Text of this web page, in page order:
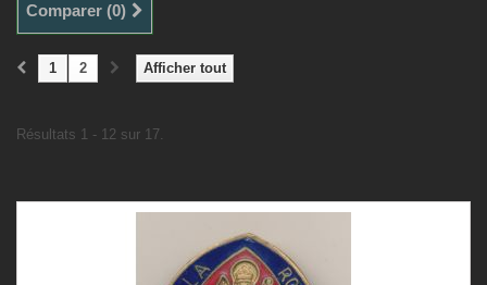
Comparer (0)
Afficher tout
1 2
Résultats 1 - 12 sur 17.